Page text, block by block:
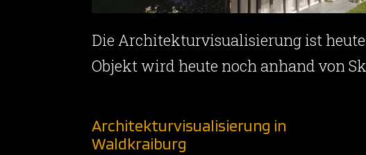
Die Architekturvisualisierung ist
Objekt wird heute noch anhand von
Architekturvisualisierung in
Waldkraiburg